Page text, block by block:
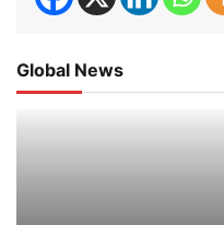
Global News